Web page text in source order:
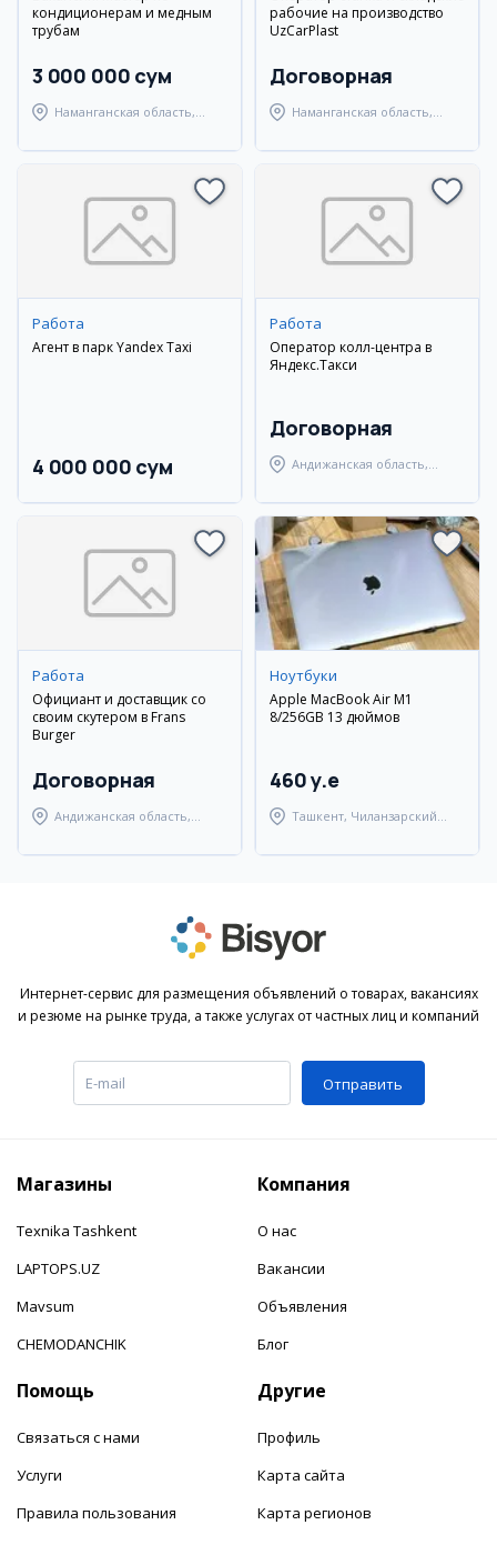
кондиционерам и медным
трубам
3 000 000 сум
Наманганская область,
рабочие на производство
UzCarPlast
Договорная
Наманганская область,
Работа
Агент в парк Yandex Taxi
4 000 000 сум
Работа
Оператор колл-центра в
Яндекс.Такси
Договорная
Андижанская область,
Работа
Официант и доставщик со
своим скутером в Frans
Burger
Договорная
Андижанская область,
Ноутбуки
Apple MacBook Air M1
8/256GB 13 дюймов
460 y.e
Ташкент, Чиланзарский
Интернет-сервис для размещения объявлений о товарах, вакансиях
и резюме на рынке труда, а также услугах от частных лиц и компаний
Отправить
Магазины
Texnika Tashkent
LAPTOPS.UZ
Mavsum
CHEMODANCHIK
Компания
О нас
Вакансии
Объявления
Блог
Помощь
Связаться с нами
Услуги
Правила пользования
Другие
Профиль
Карта сайта
Карта регионов